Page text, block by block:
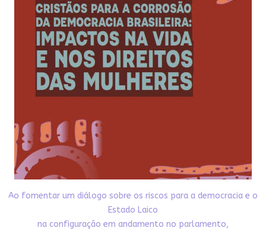
Ao fomentar um diálogo sobre os riscos para a democracia e o
Estado Laico
na configuração em andamento no parlamento,